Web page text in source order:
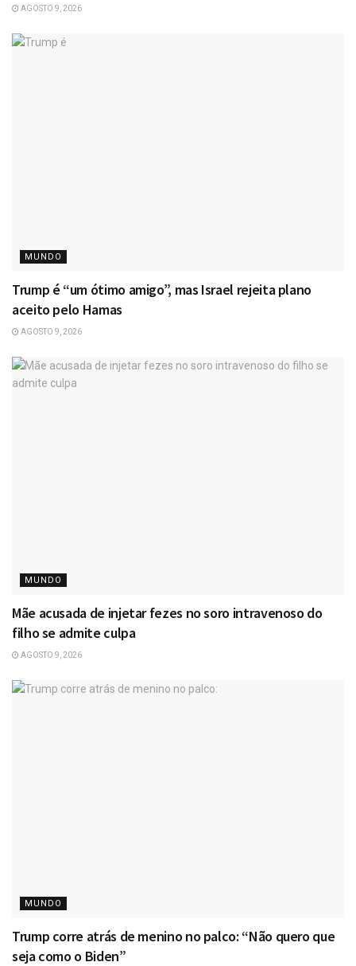
AGOSTO 9, 2026
MUNDO
Trump é “um ótimo amigo”, mas Israel rejeita plano
aceito pelo Hamas
AGOSTO 9, 2026
MUNDO
Mãe acusada de injetar fezes no soro intravenoso do
filho se admite culpa
AGOSTO 9, 2026
MUNDO
Trump corre atrás de menino no palco: “Não quero que
seja como o Biden”